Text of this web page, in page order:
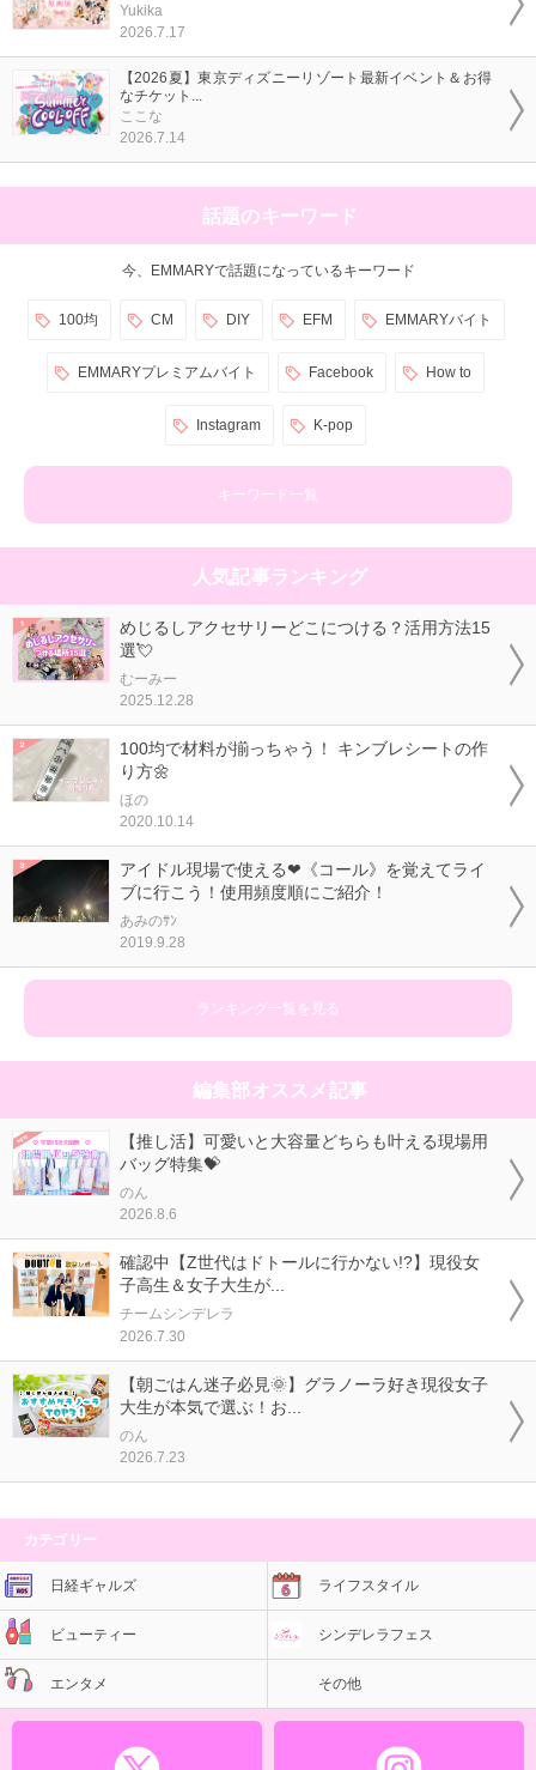
Yukika
2026.7.17
【2026夏】東京ディズニーリゾート最新イベント＆お得
なチケット...
ここな
2026.7.14
話題のキーワード
今、EMMARYで話題になっているキーワード
100均 CM DIY EFM EMMARYバイト
EMMARYプレミアムバイト Facebook How to
Instagram K-pop
キーワード一覧
人気記事ランキング
めじるしアクセサリーどこにつける？活用方法15
選💘
むーみー
2025.12.28
100均で材料が揃っちゃう！ キンブレシートの作
り方🌼
ほの
2020.10.14
アイドル現場で使える❤《コール》を覚えてライ
ブに行こう！使用頻度順にご紹介！
あみのｻﾝ
2019.9.28
ランキング一覧を見る
編集部オススメ記事
【推し活】可愛いと大容量どちらも叶える現場用
バッグ特集💝
のん
2026.8.6
確認中【Z世代はドトールに行かない!?】現役女
子高生＆女子大生が...
チームシンデレラ
2026.7.30
【朝ごはん迷子必見🌞】グラノーラ好き現役女子
大生が本気で選ぶ！お...
のん
2026.7.23
カテゴリー
日経ギャルズ ライフスタイル
ビューティー シンデレラフェス
エンタメ その他